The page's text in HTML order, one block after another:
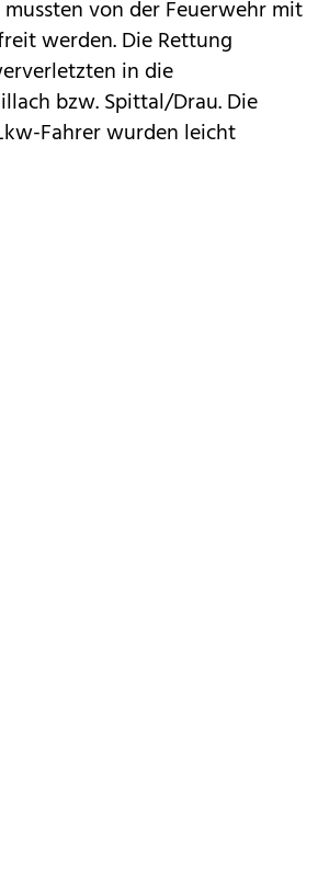
von der Feuerwehr mit
werden. Die Rettung
in die
bzw. Spittal/Drau. Die
Fahrer wurden leicht